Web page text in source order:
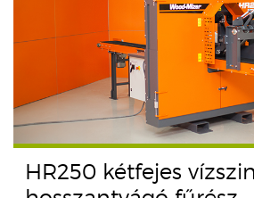
HR250 kétfejes